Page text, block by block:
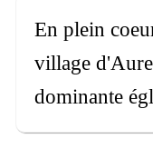
En plein
village
dominante